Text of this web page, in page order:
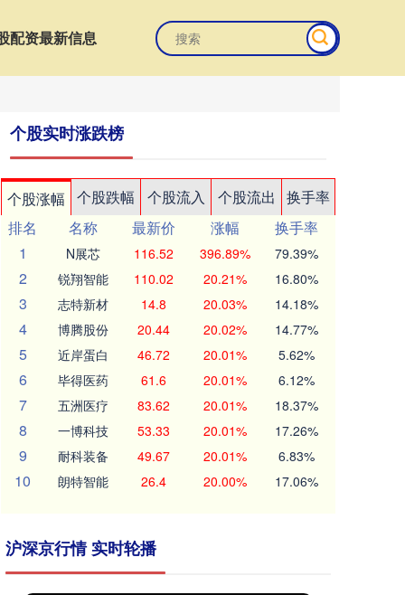
配资最新信息
个股实时涨跌榜
个股涨幅 个股跌幅 个股流入 个股流出
换手率
排名
名称 最新价 涨幅
换手率
1
N展芯 116.52 396.89% 79.39%
2 锐翔智能 110.02 20.21% 16.80%
3 志特新材 14.8 20.03% 14.18%
4 博腾股份 20.44 20.02% 14.77%
5 近岸蛋白 46.72 20.01% 5.62%
6 毕得医药 61.6 20.01% 6.12%
7 五洲医疗 83.62 20.01% 18.37%
8 一博科技 53.33 20.01% 17.26%
9 耐科装备 49.67 20.01% 6.83%
10 朗特智能 26.4 20.00% 17.06%
沪深京行情 实时轮播